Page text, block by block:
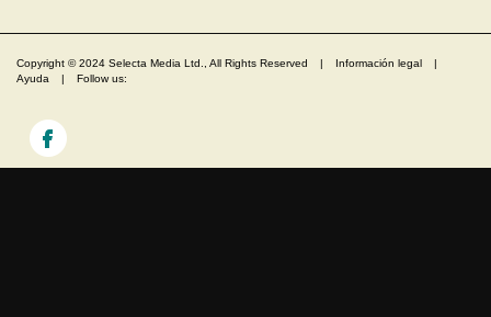
Copyright © 2024 Selecta Media Ltd., All Rights Reserved | Información legal
|
Ayuda
| Follow us: